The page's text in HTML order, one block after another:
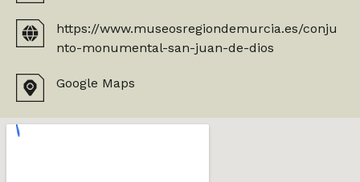
https://www.museosregiondemurcia.es/conju
nto-monumental-san-juan-de-dios
Google Maps